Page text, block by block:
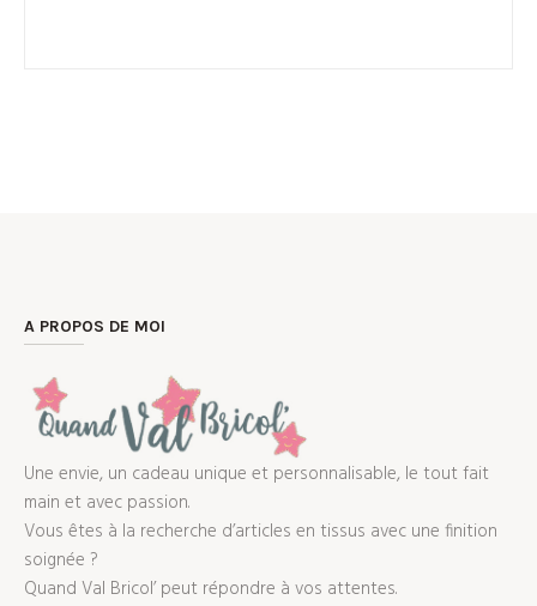
A PROPOS DE MOI
Une envie, un cadeau unique et personnalisable, le tout fait
main et avec passion.
Vous êtes à la recherche d’articles en tissus avec une finition
soignée ?
Quand Val Bricol’ peut répondre à vos attentes.